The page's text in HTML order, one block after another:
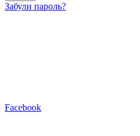
Забули пароль?
Facebook